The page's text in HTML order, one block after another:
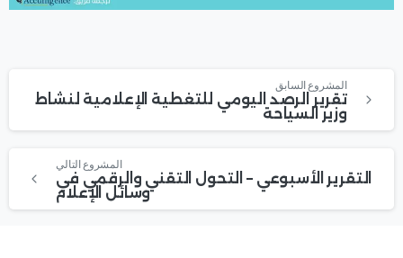
المشروع السابق
تقرير الرصد اليومي للتغطية الإعلامية لنشاط
وزير السياحة
المشروع التالي
التقرير الأسبوعي – التحول التقني والرقمي في
وسائل الإعلام